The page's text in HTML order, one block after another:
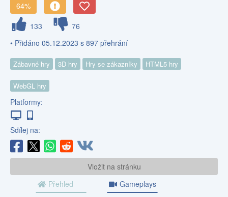
64%
133
76
• Přidáno 05.12.2023 s 897 přehrání
Zábavné hry 3D hry Hry se zákazníky HTML5 hry
WebGL hry
Platformy:
Sdílej na:
Vložit na stránku
Přehled
Gameplays